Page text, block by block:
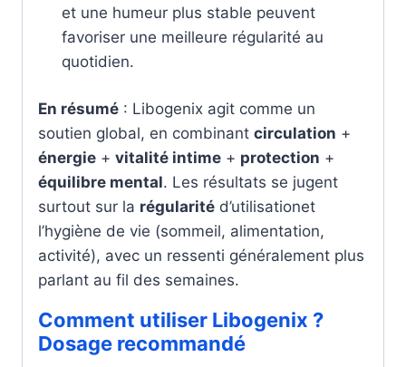
et une humeur plus stable peuvent
favoriser une meilleure régularité au
quotidien.
En résumé : Libogenix agit comme un
soutien global, en combinant circulation +
énergie + vitalité intime + protection +
équilibre mental. Les résultats se jugent
surtout sur la régularité d’utilisationet
l’hygiène de vie (sommeil, alimentation,
activité), avec un ressenti généralement plus
parlant au fil des semaines.
Comment utiliser Libogenix ?
Dosage recommandé